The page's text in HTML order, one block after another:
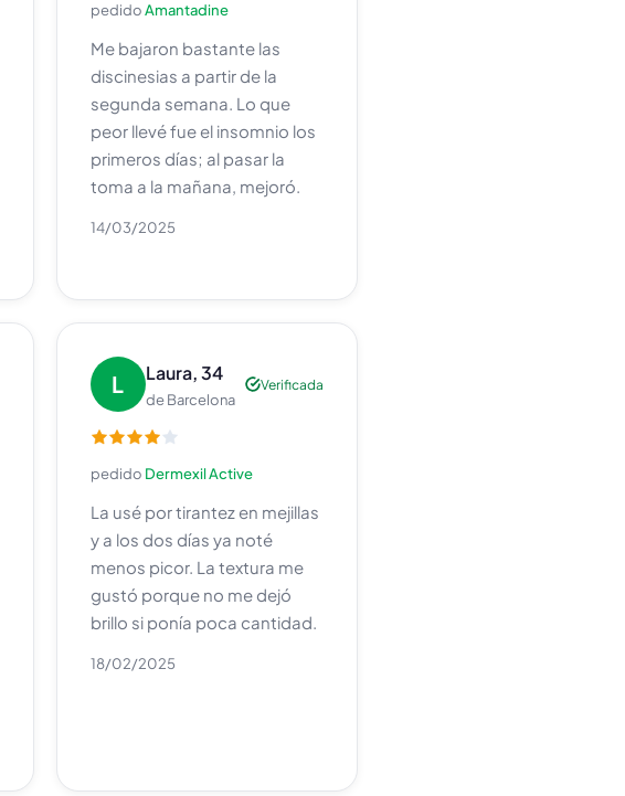
pedidoAmantadine
Me bajaron bastante las
discinesias a partir de la
segunda semana. Lo que
peor llevé fue el insomnio los
primeros días; al pasar la
toma a la mañana, mejoró.
14/03/2025
L Laura, 34
de Barcelona
Verificada
pedido Dermexil Active
La usé por tirantez en mejillas
y a los dos días ya noté
menos picor. La textura me
gustó porque no me dejó
brillo si ponía poca cantidad.
18/02/2025